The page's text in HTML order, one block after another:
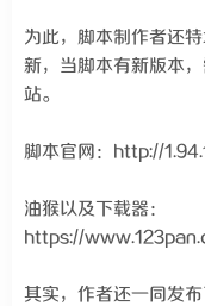
为此，脚本制作者还
新，当脚本有新版本
站。
脚本官网：http://
油猴以及下载器：
https://
其实，作者还一同发